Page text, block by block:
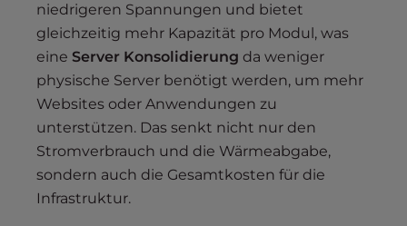
niedrigeren Spannungen und bietet
gleichzeitig mehr Kapazität pro Modul, was
eine Server Konsolidierung da weniger
physische Server benötigt werden, um mehr
Websites oder Anwendungen zu
unterstützen. Das senkt nicht nur den
Stromverbrauch und die Wärmeabgabe,
sondern auch die Gesamtkosten für die
Infrastruktur.